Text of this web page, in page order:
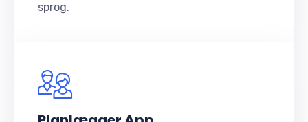
sprog.